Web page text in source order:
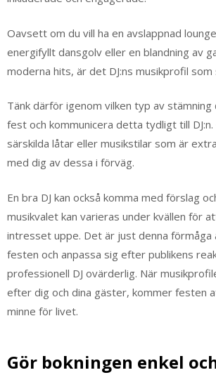
Oavsett om du vill ha en avslappnad
energifyllt dansgolv eller en blandning av
moderna hits, är det DJ:ns musikprofil
Tänk därför igenom vilken typ av stämning
fest och kommunicera detta tydligt till
särskilda låtar eller musikstilar som är
med dig av dessa i förväg.
En bra DJ kan också komma med förslag
musikvalet kan varieras under kvällen för
intresset uppe. Det är just denna förmåga
festen och anpassa sig efter publikens
professionell DJ ovärderlig. När
efter dig och dina gäster, kommer festen
minne för livet.
Gör bokningen enkel